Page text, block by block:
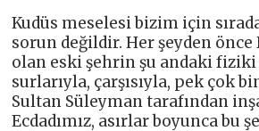
Kudüs meselesi bizim için
sorun değildir. Her şeyden önce
olan eski şehrin şu andaki
surlarıyla, çarşısıyla, pek çok
Sultan Süleyman tarafından
Ecdadımız, asırlar boyunca bu